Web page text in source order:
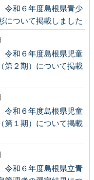
令和６年度島根県青少
について掲載しました
令和６年度島根県児童
第２期）について掲載
令和６年度島根県児童
第１期）について掲載
令和６年度島根県立青